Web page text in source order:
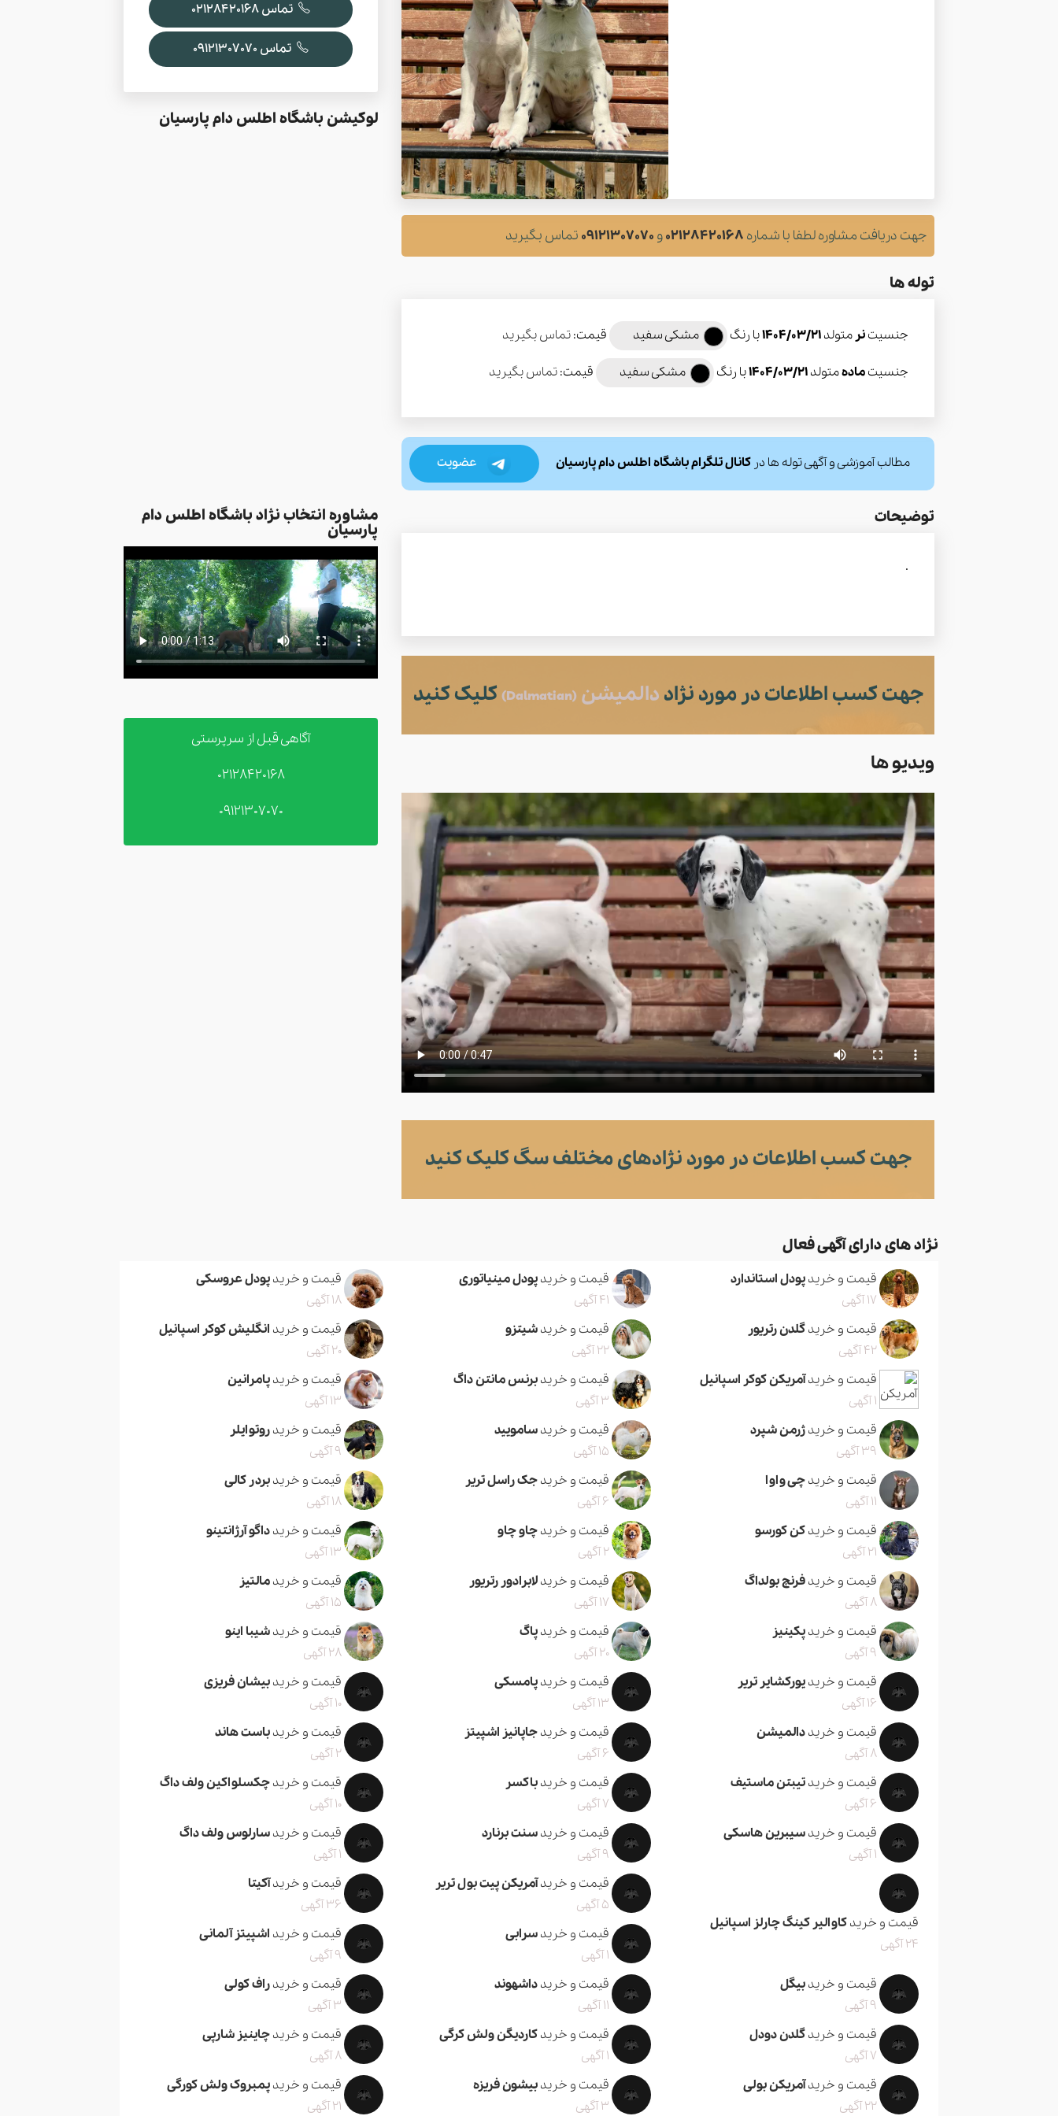
جهت دریافت مشاوره لطفا با شماره 02128420168و 09121307070 تماس بگیرید
توله ها
جنسیتنرمتولد1404/03/21با رنگ مشکی سفید قیمت:تماس بگیرید
جنسیتمادهمتولد1404/03/21با رنگ مشکی سفید قیمت:تماس بگیرید
مطالب آموزشی و آگهی توله ها در کانال تلگرام باشگاه اطلس دام پارسیان عضویت
توضیحات
.
جهت کسب اطلاعات در مورد نژاد دالمیشن (Dalmatian) کلیک کنید
ویدیو ها
جهت کسب اطلاعات در مورد نژادهای مختلف سگ کلیک کنید
تماس 02128420168
تماس 09121307070
لوکیشن باشگاه اطلس دام پارسیان
مشاوره انتخاب نژاد باشگاه اطلس دام
پارسیان
آگاهی قبل از سرپرستی
02128420168
09121307070
نژاد های دارای آگهی فعال
قیمت و خریدپودل استاندارد
17 آگهی
قیمت و خریدپودل مینیاتوری
41 آگهی
قیمت و خریدپودل عروسکی
18 آگهی
قیمت و خریدگلدن رتریور
42 آگهی
قیمت و خریدشیتزو
22 آگهی
قیمت و خرید انگلیش کوکر اسپانیل
20 آگهی
قیمت و خریدآمریکن کوکر اسپانیل
1 آگهی
قیمت و خریدبرنس مانتن داگ
3 آگهی
قیمت و خریدپامرانین
13 آگهی
قیمت و خریدژرمن شپرد
39 آگهی
قیمت و خریدسامویید
15 آگهی
قیمت و خریدروتوایلر
9 آگهی
قیمت و خریدچی واوا
11 آگهی
قیمت و خریدجک راسل تریر
6 آگهی
قیمت و خریدبردر کالی
18 آگهی
قیمت و خریدکن کورسو
21 آگهی
قیمت و خریدچاو چاو
2 آگهی
قیمت و خریدداگو آرژانتینو
13 آگهی
قیمت و خریدفرنچ بولداگ
8 آگهی
قیمت و خریدلابرادور رتریور
17 آگهی
قیمت و خریدمالتیز
15 آگهی
قیمت و خریدپکینیز
9 آگهی
قیمت و خریدپاگ
20 آگهی
قیمت و خریدشیبا اینو
28 آگهی
قیمت و خریدیورکشایر تریر
16 آگهی
قیمت و خریدپامسکی
13 آگهی
قیمت و خریدبیشان فریزی
10 آگهی
قیمت و خریددالمیشن
8 آگهی
قیمت و خریدجاپانیز اشپیتز
6 آگهی
قیمت و خریدباست هاند
2 آگهی
قیمت و خریدتیبتن ماستیف
6 آگهی
قیمت و خریدباکسر
7 آگهی
قیمت و خریدچکسلواکین ولف داگ
10 آگهی
قیمت و خریدسیبرین هاسکی
1 آگهی
قیمت و خریدسنت برنارد
9 آگهی
قیمت و خریدسارلوس ولف داگ
1 آگهی
قیمت و خریدکاوالیر کینگ چارلز اسپانیل
24 آگهی
قیمت و خریدآمریکن پیت بول تریر
5 آگهی
قیمت و خریدآکیتا
36 آگهی
قیمت و خریدسرابی
1 آگهی
قیمت و خرید اشپیتز آلمانی
9 آگهی
قیمت و خریدبیگل
9 آگهی
قیمت و خریدداشهوند
11 آگهی
قیمت و خریدراف کولی
3 آگهی
قیمت و خریدگلدن دودل
7 آگهی
قیمت و خریدکاردیگن ولش کرگی
1 آگهی
قیمت و خریدچاینیز شارپی
8 آگهی
قیمت و خریدآمریکن بولی
22 آگهی
قیمت و خریدبیشون فریزه
3 آگهی
قیمت و خریدپمبروک ولش کورگی
21 آگهی